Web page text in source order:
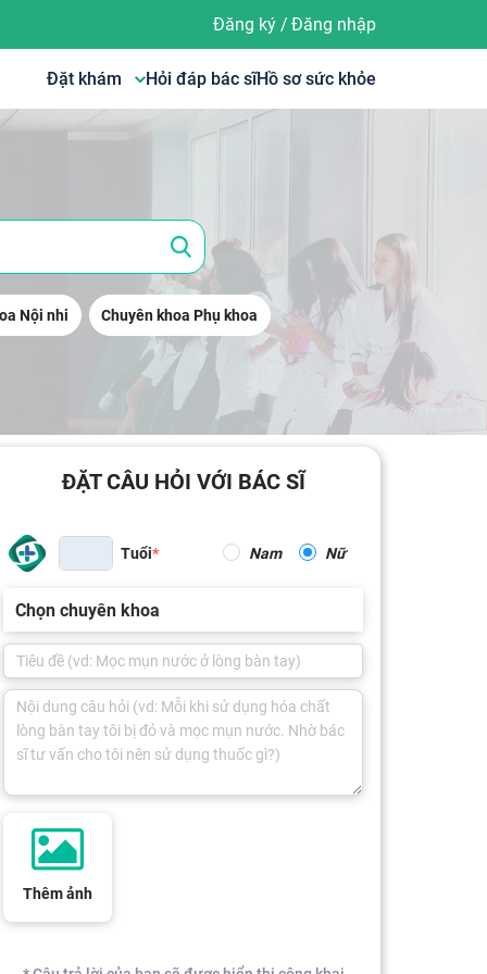
Đăng ký/ Đăng nhập
Đặt khám Hỏi đáp bác sĩHồ sơ sức khỏe
Nội nhi Chuyên khoa Phụ khoa
ĐẶT CÂU HỎI VỚI BÁC SĨ
Tuổi Nam Nữ
Chọn chuyên khoa
Thêm ảnh